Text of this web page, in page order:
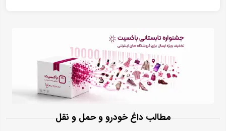
مطالب داغ خودرو و حمل و نقل